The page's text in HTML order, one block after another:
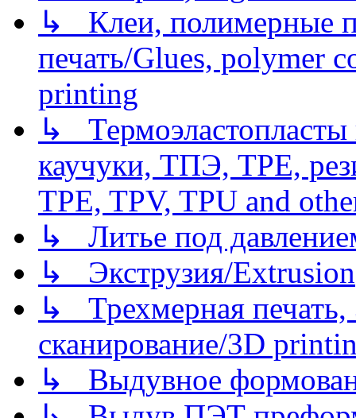
↳ Клеи, полимерные
печать/Glues, polymer
printing
↳
каучуки, ТПЭ, TPE,
TPE, TPV, TPU and
↳ Литье под
↳ Экструзия/Extrusion
↳ Трехмерная
сканирование/3D
↳ Выдувное